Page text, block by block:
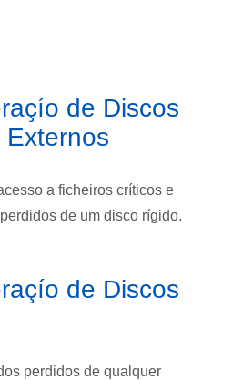
de Discos
Externos
a ficheiros crí­ticos e
de um disco rí­gido.
de Discos
perdidos de qualquer